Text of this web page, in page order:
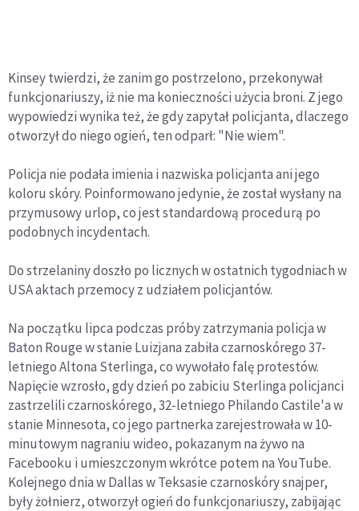
Kinsey twierdzi, że zanim go postrzelono, przekonywał
funkcjonariuszy, iż nie ma konieczności użycia broni. Z jego
wypowiedzi wynika też, że gdy zapytał policjanta, dlaczego
otworzył do niego ogień, ten odparł: "Nie wiem".
Policja nie podała imienia i nazwiska policjanta ani jego
koloru skóry. Poinformowano jedynie, że został wysłany na
przymusowy urlop, co jest standardową procedurą po
podobnych incydentach.
Do strzelaniny doszło po licznych w ostatnich tygodniach w
USA aktach przemocy z udziałem policjantów.
Na początku lipca podczas próby zatrzymania policja w
Baton Rouge w stanie Luizjana zabiła czarnoskórego 37-
letniego Altona Sterlinga, co wywołało falę protestów.
Napięcie wzrosło, gdy dzień po zabiciu Sterlinga policjanci
zastrzelili czarnoskórego, 32-letniego Philando Castile'a w
stanie Minnesota, co jego partnerka zarejestrowała w 10-
minutowym nagraniu wideo, pokazanym na żywo na
Facebooku i umieszczonym wkrótce potem na YouTube.
Kolejnego dnia w Dallas w Teksasie czarnoskóry snajper,
były żołnierz, otworzył ogień do funkcjonariuszy, zabijając